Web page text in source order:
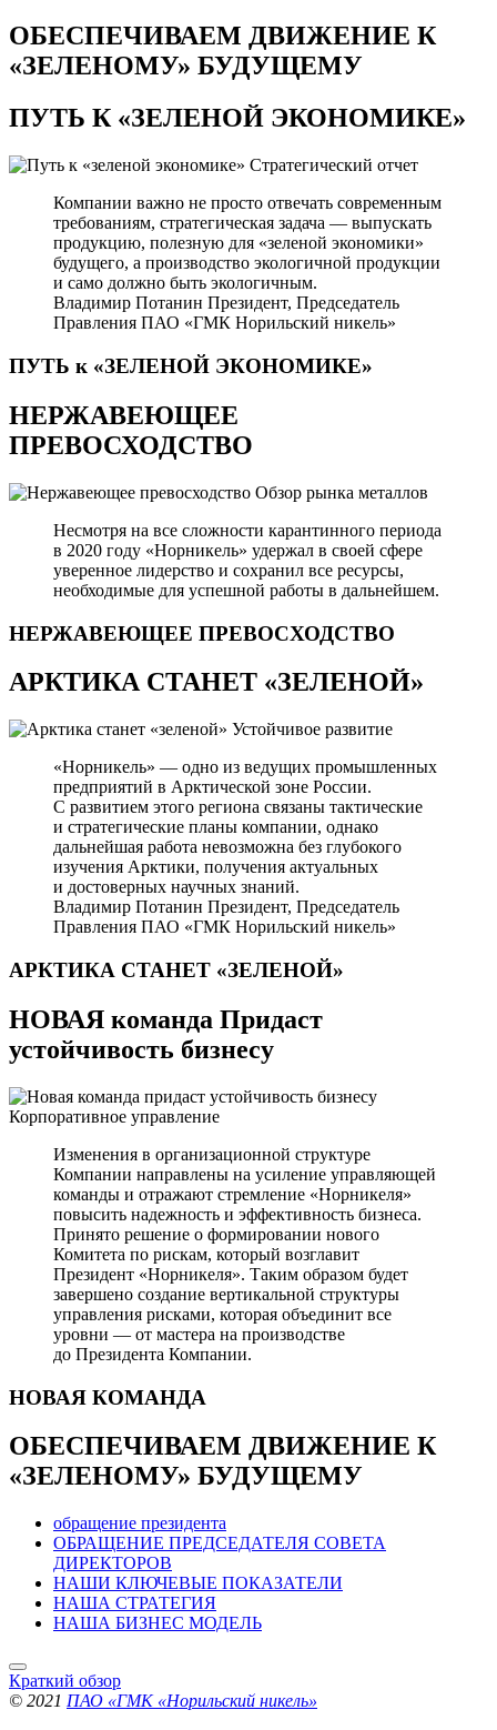
ОБЕСПЕЧИВАЕМ ДВИЖЕНИЕ К
«ЗЕЛЕНОМУ» БУДУЩЕМУ
ПУТЬ К«ЗЕЛЕНОЙ ЭКОНОМИКЕ»
Стратегический отчет
Компании важно не просто отвечать современным
требованиям, стратегическая задача — выпускать
продукцию, полезную для «зеленой экономики»
будущего, а производство экологичной продукции
и само должно быть экологичным.
Владимир Потанин Президент, Председатель
Правления ПАО «ГМК Норильский никель»
ПУТЬ к «ЗЕЛЕНОЙ ЭКОНОМИКЕ»
НЕРЖАВЕЮЩЕЕ
ПРЕВОСХОДСТВО
Обзор рынка металлов
Несмотря на все сложности карантинного периода
в 2020 году «Норникель» удержал в своей сфере
уверенное лидерство и сохранил все ресурсы,
необходимые для успешной работы в дальнейшем.
НЕРЖАВЕЮЩЕЕ ПРЕВОСХОДСТВО
АРКТИКА СТАНЕТ «ЗЕЛЕНОЙ»
Устойчивое развитие
«Норникель» — одно из ведущих промышленных
предприятий в Арктической зоне России.
С развитием этого региона связаны тактические
и стратегические планы компании, однако
дальнейшая работа невозможна без глубокого
изучения Арктики, получения актуальных
и достоверных научных знаний.
Владимир Потанин Президент, Председатель
Правления ПАО «ГМК Норильский никель»
АРКТИКА СТАНЕТ «ЗЕЛЕНОЙ»
НОВАЯ команда Придаст
устойчивость бизнесу
Корпоративное управление
Изменения в организационной структуре
Компании направлены на усиление управляющей
команды и отражают стремление «Норникеля»
повысить надежность и эффективность бизнеса.
Принято решение о формировании нового
Комитета по рискам, который возглавит
Президент «Норникеля». Таким образом будет
завершено создание вертикальной структуры
управления рисками, которая объединит все
уровни — от мастера на производстве
до Президента Компании.
НОВАЯ КОМАНДА
ОБЕСПЕЧИВАЕМ ДВИЖЕНИЕ К
«ЗЕЛЕНОМУ» БУДУЩЕМУ
обращение президента
ОБРАЩЕНИЕ ПРЕДСЕДАТЕЛЯ СОВЕТА
ДИРЕКТОРОВ
НАШИ КЛЮЧЕВЫЕ ПОКАЗАТЕЛИ
НАША СТРАТЕГИЯ
НАША БИЗНЕС МОДЕЛЬ
Краткий обзор
© 2021 ПАО «ГМК «Норильский никель»